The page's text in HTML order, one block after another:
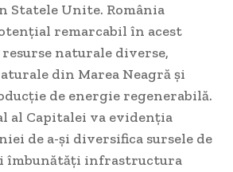
Statele Unite. România
remarcabil în acest
naturale diverse,
din Marea Neagră și
de energie regenerabilă.
al Capitalei va evidenția
de a-și diversifica sursele de
îmbunătăți infrastructura